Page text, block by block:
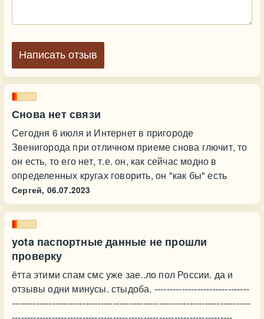
Снова нет связи
Сегодня 6 июля и Интернет в пригороде
Звенигорода при отличном приеме снова глючит, то
он есть, то его нет, т.е. он, как сейчас модно в
определенных кругах говорить, он "как бы" есть
Сергей, 06.07.2023
yota паспортные данные не прошли
проверку
ётта этими спам смс уже зае..ло пол России. да и
отзывы одни минусы. стыдоба. -------------------------------
------------------------------------------------------------------------------
Написать отзыв